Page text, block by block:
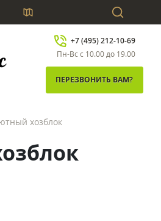
+7 (495) 212-10-69
Пн-Вс с 10.00 до 19.00
ПЕРЕЗВОНИТЬ ВАМ?
хозблок